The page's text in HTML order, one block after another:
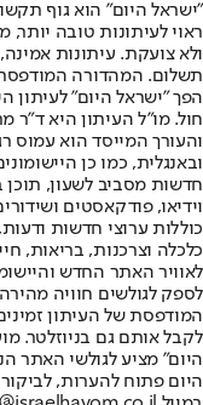
"ישראל היום" הוא גוף
ראוי לעיתונות טובה
ולא צועקת. עיתונות
הפך "ישראל היום" לעיתון
חול. מו"ל העיתון היא ד"ר
והעורך המייסד הוא עמוס
חדשות מסביב לשעון, תוכן
וידיאו, פודקאסטים
כוללות ערוצי חדשות
לאוויר האתר החדש
לספק לגולשים חוויה
המודפסת של העיתון
לקבל אותם גם בניוזלטר.
היום" מציע לגולשי האתר
היום פתוח להערות,